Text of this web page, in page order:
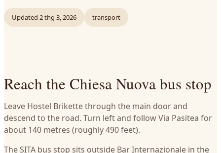
Updated 2 thg 3, 2026 transport
Reach the Chiesa Nuova bus stop
Leave Hostel Brikette through the main door and
descend to the road. Turn left and follow Via Pasitea for
about 140 metres (roughly 490 feet).
The SITA bus stop sits outside Bar Internazionale in the